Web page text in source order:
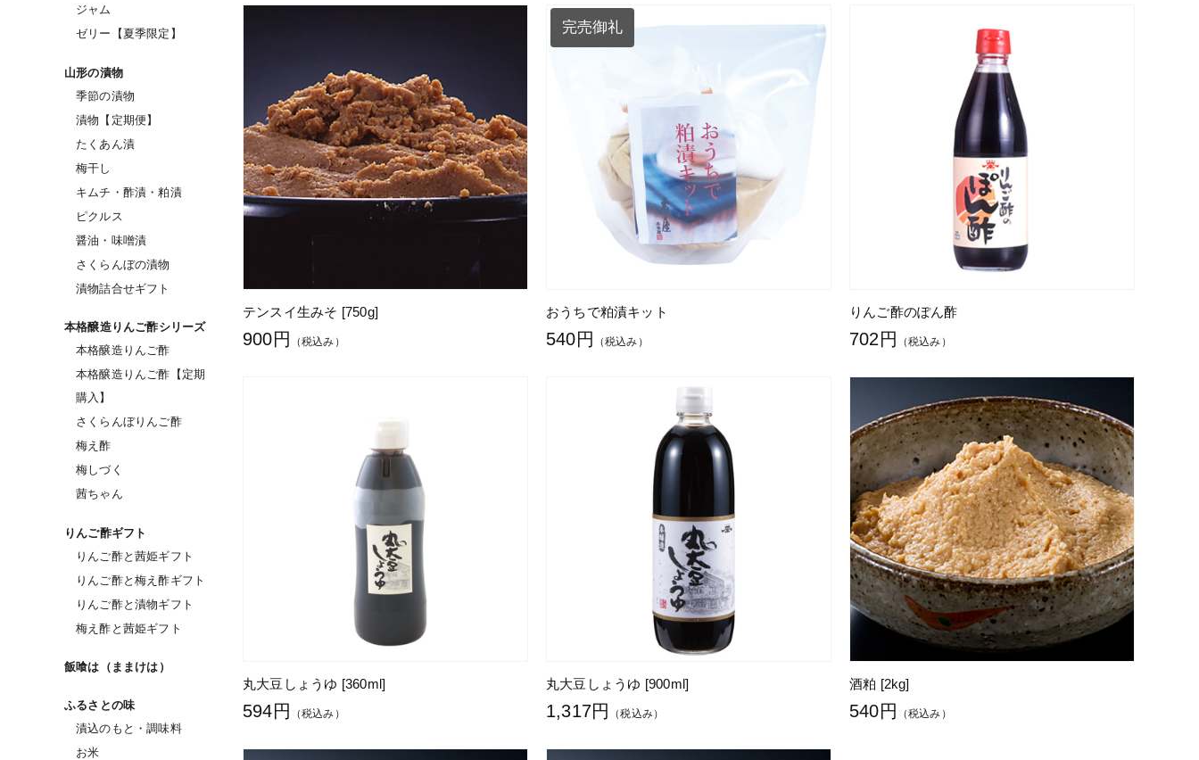
テンスイ生みそ [750g]
900円 （税込み）
おうちで粕漬キット
540円 （税込み）
完売御礼
りんご酢のぽん酢
702円 （税込み）
丸大豆しょうゆ [360ml]
594円 （税込み）
丸大豆しょうゆ [900ml]
1,317円 （税込み）
酒粕 [2kg]
540円 （税込み）
ジャム
ゼリー【夏季限定】
山形の漬物
季節の漬物
漬物【定期便】
たくあん漬
梅干し
キムチ・酢漬・粕漬
ピクルス
醤油・味噌漬
さくらんぼの漬物
漬物詰合せギフト
本格醸造りんご酢シリーズ
本格醸造りんご酢
本格醸造りんご酢【定期
購入】
さくらんぼりんご酢
梅え酢
梅しづく
茜ちゃん
りんご酢ギフト
りんご酢と茜姫ギフト
りんご酢と梅え酢ギフト
りんご酢と漬物ギフト
梅え酢と茜姫ギフト
飯喰は（ままけは）
ふるさとの味
漬込のもと・調味料
お米